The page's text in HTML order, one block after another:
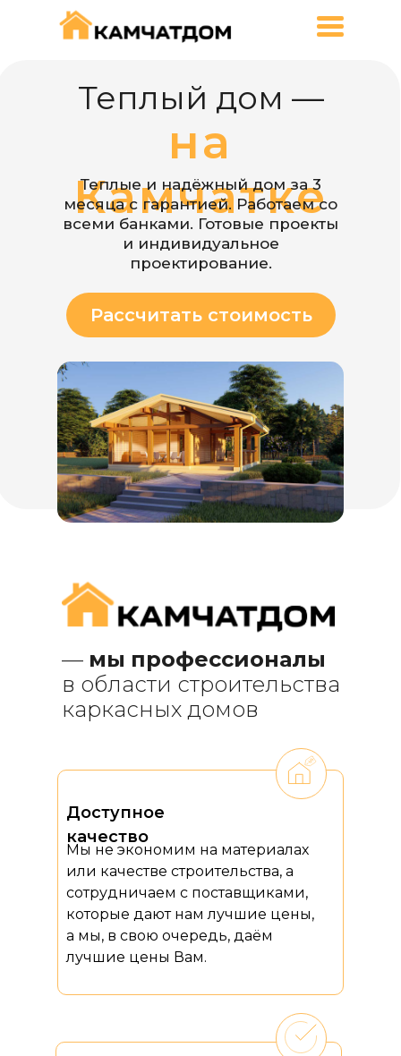
Теплый дом —
на
Камчатке
Рассчитать стоимость
Теплые и надёжный дом за 3
месяца с гарантией. Работаем со
всеми банками. Готовые проекты
и индивидуальное
проектирование.
Мы не экономим на материалах
или качестве строительства, а
сотрудничаем с поставщиками,
которые дают нам лучшие цены,
а мы, в свою очередь, даём
лучшие цены Вам.
Доступное
качество
— мы профессионалы
в области строительства
каркасных домов